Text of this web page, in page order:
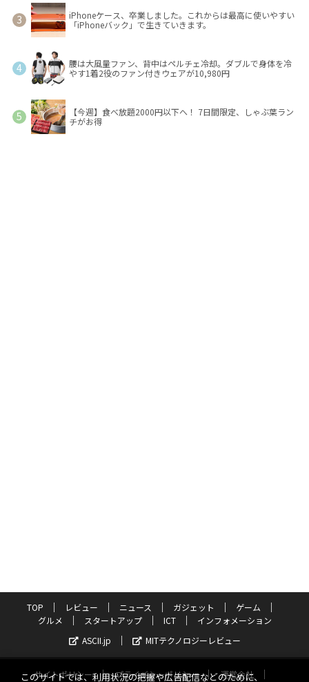
iPhoneケース、卒業しました。これからは最高に使いやすい
「iPhoneバック」で生きていきます。
腰は大風量ファン、背中はペルチェ冷却。ダブルで身体を冷
やす1着2役のファン付きウェアが10,980円
【今週】食べ放題2000円以下へ！ 7日間限定、しゃぶ葉ラン
チがお得
TOP レビュー ニュース ガジェット
ゲーム
グルメ
スタートアップ ICT
インフォメーション
ASCII.jp
MITテクノロジーレビュー
サイトポリシー プライバシーポリシー
運営会社
このサイトでは、利用状況の把握や広告配信などのために、